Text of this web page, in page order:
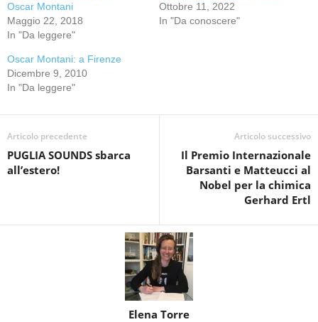
Oscar Montani
Maggio 22, 2018
In "Da leggere"
Ottobre 11, 2022
In "Da conoscere"
Oscar Montani: a Firenze
Dicembre 9, 2010
In "Da leggere"
Articolo precedente
PUGLIA SOUNDS sbarca
all’estero!
Articolo successivo
Il Premio Internazionale
Barsanti e Matteucci al
Nobel per la chimica
Gerhard Ertl
Elena Torre